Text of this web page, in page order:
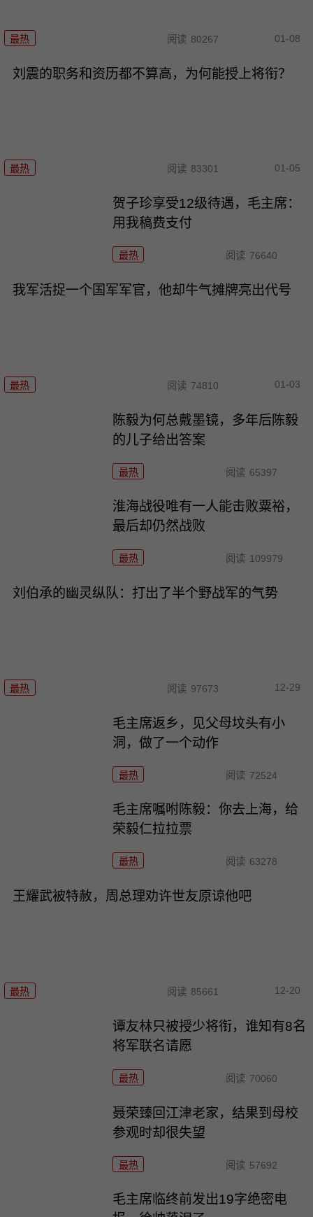
最热 阅读 80267 01-08
刘震的职务和资历都不算高，为何能授上将衔？
最热 阅读 83301 01-05
贺子珍享受12级待遇，毛主席：
用我稿费支付
最热 阅读 76640
我军活捉一个国军军官，他却牛气摊牌亮出代号
最热 阅读 74810 01-03
陈毅为何总戴墨镜，多年后陈毅
的儿子给出答案
最热 阅读 65397
淮海战役唯有一人能击败粟裕，
最后却仍然战败
最热 阅读 109979
刘伯承的幽灵纵队：打出了半个野战军的气势
最热 阅读 97673 12-29
毛主席返乡，见父母坟头有小
洞，做了一个动作
最热 阅读 72524
毛主席嘱咐陈毅：你去上海，给
荣毅仁拉拉票
最热 阅读 63278
王耀武被特赦，周总理劝许世友原谅他吧
最热 阅读 85661 12-20
谭友林只被授少将衔，谁知有8名
将军联名请愿
最热 阅读 70060
聂荣臻回江津老家，结果到母校
参观时却很失望
最热 阅读 57692
毛主席临终前发出19字绝密电